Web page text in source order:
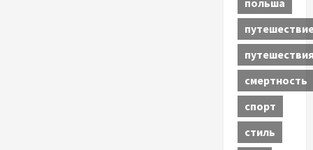
польша
смертность
спорт
стиль